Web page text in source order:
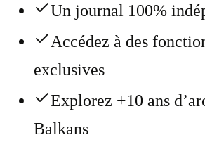
Un journal 100%
Accédez à des
exclusives
Explorez +10 ans
Balkans